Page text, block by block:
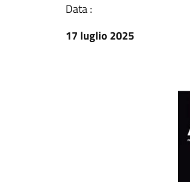
Data :
17 luglio 2025